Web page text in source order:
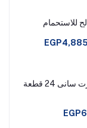
للاستحمام
حفاضات كبار السن شورت سانى 24 قطعة